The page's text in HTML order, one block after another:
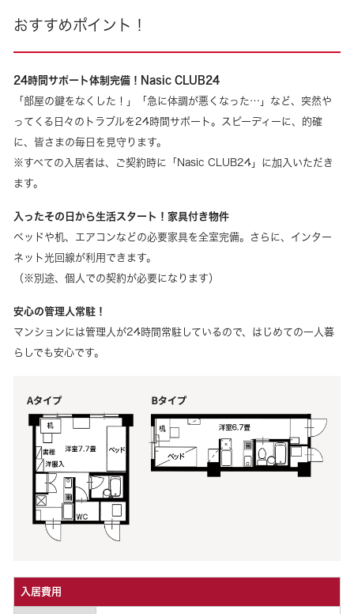
おすすめポイント！
24時間サポート体制完備！Nasic CLUB24
「部屋の鍵をなくした！」「急に体調が悪くなった…」など、突然や
ってくる日々のトラブルを24時間サポート。スピーディーに、的確
に、皆さまの毎日を見守ります。
※すべての入居者は、ご契約時に「Nasic CLUB24」に加入いただき
ます。
入ったその日から生活スタート！家具付き物件
ベッドや机、エアコンなどの必要家具を全室完備。さらに、インター
ネット光回線が利用できます。
（※別途、個人での契約が必要になります）
安心の管理人常駐！
マンションには管理人が24時間常駐しているので、はじめての一人暮
らしでも安心です。
入居費用